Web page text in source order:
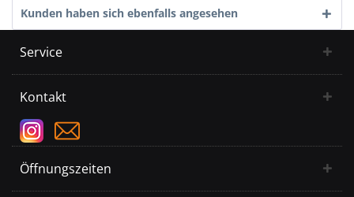
Kunden haben sich ebenfalls angesehen
Service
Kontakt
Öffnungszeiten